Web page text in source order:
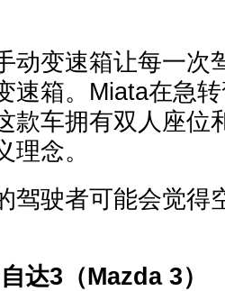
变速箱让每一次
速箱。Miata在急
款车拥有双人座位
理念。
驶者可能会觉得
达3（Mazda 3）